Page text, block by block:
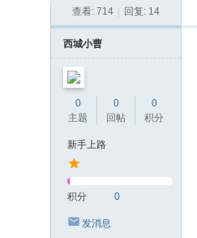
查看: 714 回复: 14
西城小曹
0
主题
0
回帖
0
积分
新手上路
积分 0
发消息